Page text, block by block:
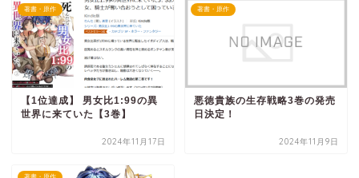
著書・原作
【1位達成】 男女比1:99の異
世界に来ていた【3巻】
2024年11月17日
著書・原作
悪徳貴族の生存戦略3巻の発売
日決定！
2024年11月9日